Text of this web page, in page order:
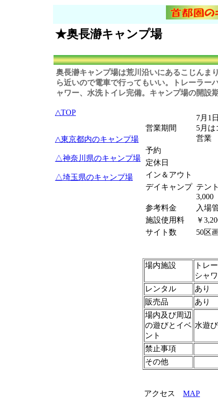
★奥長瀞キャンプ場
奥長瀞キャンプ場は荒川沿いにあるこじんま
ら近いので電車で行ってもいい。トレーラー
ャワー、水洗トイレ完備。キャンプ場の開設
営業期間
7月1
5月は
営業
予約
定休日
イン＆アウト
デイキャンプ テン
3,000
参考料金
入場
施設使用料
￥
サイト数
50区
場内施設
トレ
シャ
レンタル
あり
販売品
あり
場内及び周辺
の遊びとイベ
ント
水遊
禁止事項
その他
アクセス MAP
△TOP
△東京都内のキャンプ場
△神奈川県のキャンプ場
△埼玉県のキャンプ場